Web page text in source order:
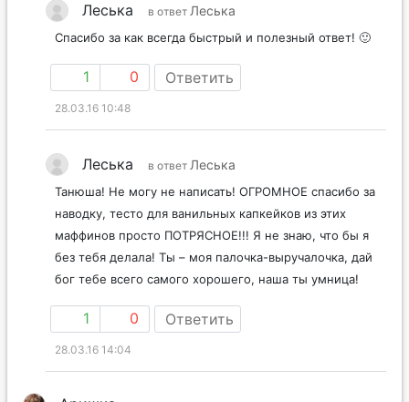
Леська в ответ Леська
Спасибо за как всегда быстрый и полезный ответ! 🙂
1 0 Ответить
28.03.16 10:48
Леська в ответ Леська
Танюша! Не могу не написать! ОГРОМНОЕ спасибо за
наводку, тесто для ванильных капкейков из этих
маффинов просто ПОТРЯСНОЕ!!! Я не знаю, что бы я
без тебя делала! Ты – моя палочка-выручалочка, дай
бог тебе всего самого хорошего, наша ты умница!
1 0 Ответить
28.03.16 14:04